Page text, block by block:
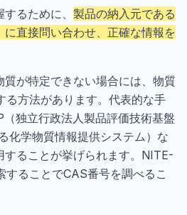
るために、 製品の納入元である
直接問い合わせ、正確な情報を
質が特定できない場合には、物質
る方法があります。代表的な手
独立行政法人製品評価技術基盤
化学物質情報提供システム）な
することが挙げられます。NITE-
することでCAS番号を調べるこ